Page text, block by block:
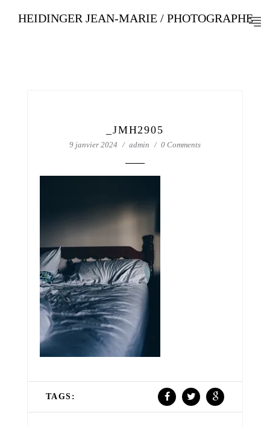
HEIDINGER JEAN-MARIE / PHOTOGRAPHE
_JMH2905
9 janvier 2024 admin 0 Comments
TAGS: